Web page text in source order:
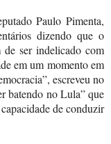
Paulo Pimenta,
dizendo que o
de ser indelicado com
em um momento em
escreveu no
batendo no Lula” que
de conduzir